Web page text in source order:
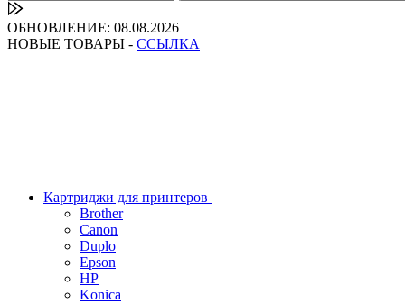
ОБНОВЛЕНИЕ: 08.08.2026
НОВЫЕ ТОВАРЫ - ССЫЛКА
Картриджи для принтеров
Brother
Canon
Duplo
Epson
HP
Konica